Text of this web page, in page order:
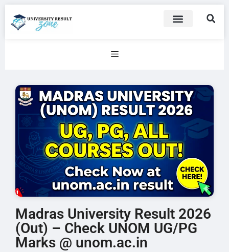
Madras University Result 2026
(Out) – Check UNOM UG/PG
Marks @ unom.ac.in